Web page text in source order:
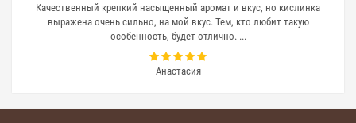
свежеобжаренный кофе по низким ценам.
Для удобства заказчиков мы предлагаем
свежеобжаренный кофе в различной фасовке от
200 грамм до 1 кг.
В нашем магазине для зарегистрированных
заказе больших партий кофе благодаря системе
Качественный крепкий насыщенный аромат и вкус, но кислинка
выражена очень сильно, на мой вкус. Тем, кто любит такую
особенность, будет отлично. ...
Анастасия